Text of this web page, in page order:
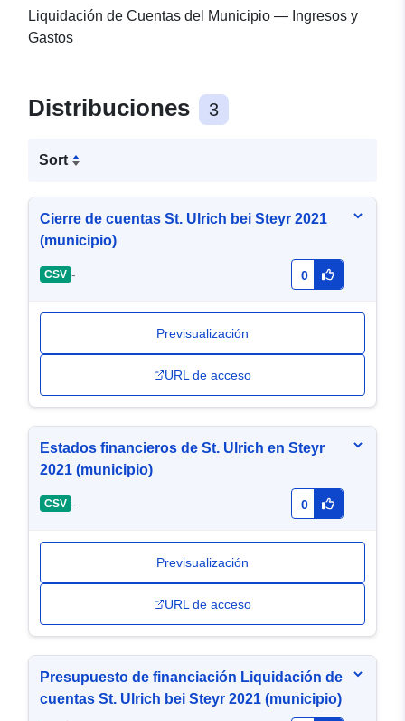
Liquidación de Cuentas del Municipio — Ingresos y
Gastos
Distribuciones 3
Sort
Cierre de cuentas St. Ulrich bei Steyr 2021
(municipio)
CSV - 0
Previsualización
URL de acceso
Estados financieros de St. Ulrich en Steyr
2021 (municipio)
CSV - 0
Previsualización
URL de acceso
Presupuesto de financiación Liquidación de
cuentas St. Ulrich bei Steyr 2021 (municipio)